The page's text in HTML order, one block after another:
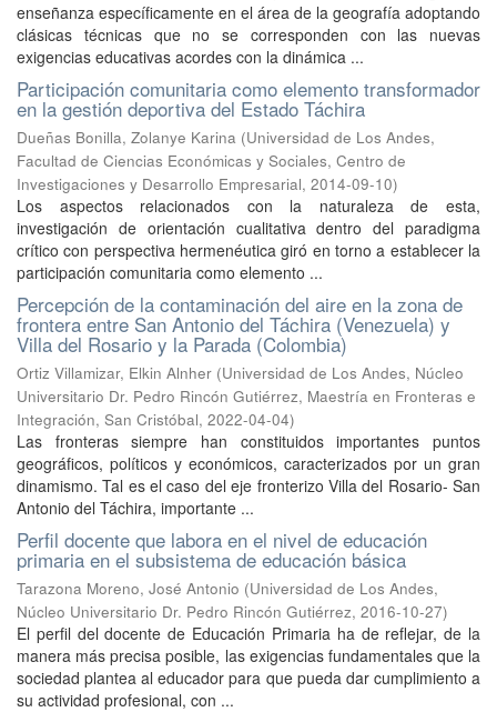
enseñanza específicamente en el área de la geografía adoptando
clásicas técnicas que no se corresponden con las nuevas
exigencias educativas acordes con la dinámica ...
Participación comunitaria como elemento transformador
en la gestión deportiva del Estado Táchira
Dueñas Bonilla, Zolanye Karina (Universidad de Los Andes,
Facultad de Ciencias Económicas y Sociales, Centro de
Investigaciones y Desarrollo Empresarial, 2014-09-10)
Los aspectos relacionados con la naturaleza de esta,
investigación de orientación cualitativa dentro del paradigma
crítico con perspectiva hermenéutica giró en torno a establecer la
participación comunitaria como elemento ...
Percepción de la contaminación del aire en la zona de
frontera entre San Antonio del Táchira (Venezuela) y
Villa del Rosario y la Parada (Colombia)
Ortiz Villamizar, Elkin Alnher (Universidad de Los Andes, Núcleo
Universitario Dr. Pedro Rincón Gutiérrez, Maestría en Fronteras e
Integración, San Cristóbal, 2022-04-04)
Las fronteras siempre han constituidos importantes puntos
geográficos, políticos y económicos, caracterizados por un gran
dinamismo. Tal es el caso del eje fronterizo Villa del Rosario- San
Antonio del Táchira, importante ...
Perfil docente que labora en el nivel de educación
primaria en el subsistema de educación básica
Tarazona Moreno, José Antonio (Universidad de Los Andes,
Núcleo Universitario Dr. Pedro Rincón Gutiérrez, 2016-10-27)
El perfil del docente de Educación Primaria ha de reflejar, de la
manera más precisa posible, las exigencias fundamentales que la
sociedad plantea al educador para que pueda dar cumplimiento a
su actividad profesional, con ...